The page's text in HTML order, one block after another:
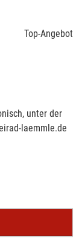
Top-Angebot
unter der
laemmle.de